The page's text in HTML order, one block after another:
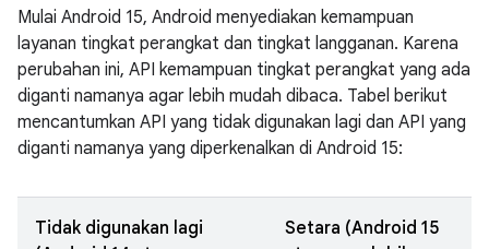
Mulai Android 15, Android menyediakan kemampuan
layanan tingkat perangkat dan tingkat langganan. Karena
perubahan ini, API kemampuan tingkat perangkat yang ada
diganti namanya agar lebih mudah dibaca. Tabel berikut
mencantumkan API yang tidak digunakan lagi dan API yang
diganti namanya yang diperkenalkan di Android 15:
Tidak digunakan lagi
Setara (Android 15